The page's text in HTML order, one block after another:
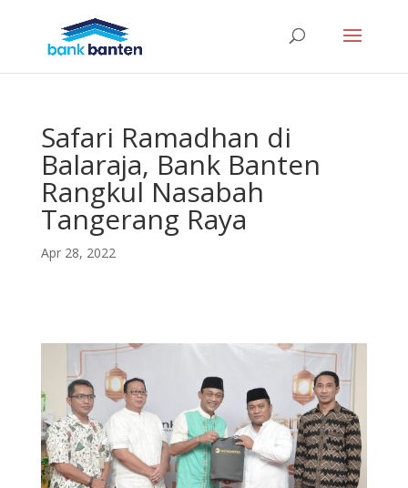
Safari Ramadhan di
Balaraja, Bank Banten
Rangkul Nasabah
Tangerang Raya
Apr 28, 2022